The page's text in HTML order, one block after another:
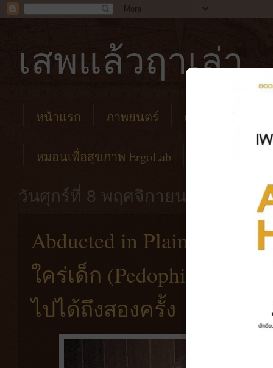
เสพแล้วฤาเล่า
หน้าแรก ภาพยนตร์ คาเฟ่
หมอนเพื่อสุขภาพ ErgoLab
วันศุกร์ที่ 8 พฤศจิกายน พ.ศ. 2562
Abducted in Plain Sight
ใคร่เด็ก (Pedophile) ตีส
ไปได้ถึงสองครั้ง